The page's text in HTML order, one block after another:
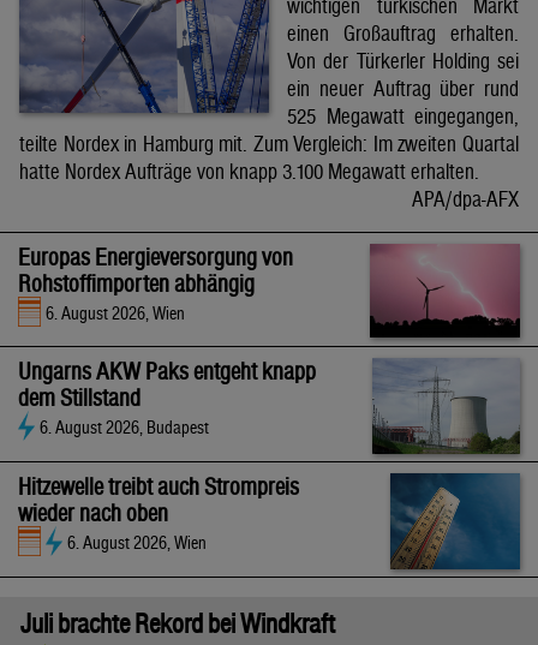
wichtigen türkischen Markt
einen Großauftrag erhalten.
Von der Türkerler Holding sei
ein neuer Auftrag über rund
525 Megawatt eingegangen,
teilte Nordex in Hamburg mit. Zum Vergleich: Im zweiten Quartal
hatte Nordex Aufträge von knapp 3.100 Megawatt erhalten.
APA/dpa-AFX
Europas Energieversorgung von
Rohstoffimporten abhängig
6. August 2026, Wien
Ungarns AKW Paks entgeht knapp
dem Stillstand
6. August 2026, Budapest
Hitzewelle treibt auch Strompreis
wieder nach oben
6. August 2026, Wien
Juli brachte Rekord bei Windkraft